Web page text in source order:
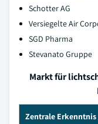
Schotter AG
Versiegelte Air
SGD Pharma
Stevanato Gruppe
Markt für
Zentrale Erkenntnis